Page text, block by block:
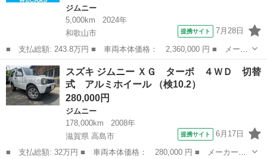
ジムニー
5,000km
2024年
和歌山市
提携サイト 7月28日
■ 支払総額: 243.8万円 ■ 車両本体価格： 2,360,000 円 ■ メーカ
ー名： スズキ ■ 車種名： ジムニー ■ グレード名： ４ＷＤ
ＸＣ 保証書／ディスプレイオーディオ／セーフティサポート（スズ
キ）／シ...
和歌山 和歌山市 ジムニー
スズキ ジムニー ＸＧ ターボ ４ＷＤ 切替
式 アルミホイール （検10.2）
280,000円
ジムニー
178,000km
2008年
滋賀県 高島市
提携サイト 6月17日
■ 支払総額: 32万円 ■ 車両本体価格： 280,000 円 ■ メーカー